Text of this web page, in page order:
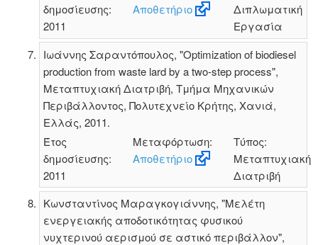
δημοσίευσης:
2011
Αποθετήριο
Διπλωματική
Εργασία
Ιωάννης Σαραντόπουλος, "Optimization of biodiesel
production from waste lard by a two-step process",
Μεταπτυχιακή Διατριβή, Τμήμα Μηχανικών
Περιβάλλοντος, Πολυτεχνείο Κρήτης, Χανιά,
Ελλάς, 2011.
Έτος
δημοσίευσης:
2011
Μεταφόρτωση:
Αποθετήριο
Τύπος:
Μεταπτυχιακή
Διατριβή
Κωνσταντίνος Μαραγκογιάννης, "Μελέτη
ενεργειακής αποδοτικότητας φυσικού
νυχτερινού αερισμού σε αστικό περιβάλλον",